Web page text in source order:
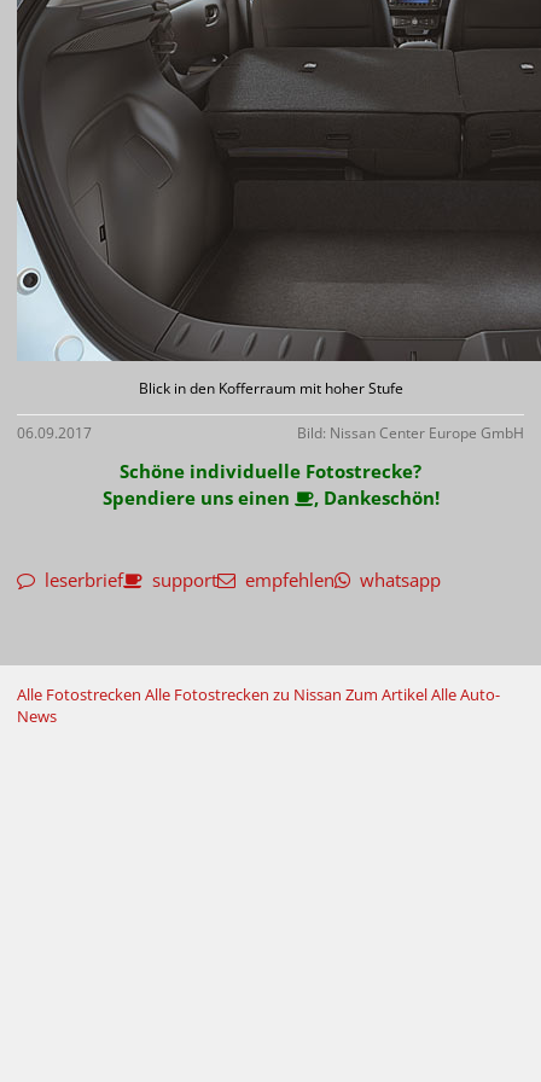
Blick in den Kofferraum mit hoher Stufe
06.09.2017 Bild: Nissan Center Europe GmbH
Schöne individuelle Fotostrecke?
Spendiere uns einen
, Dankeschön!
leserbrief support empfehlen whatsapp
Alle Fotostrecken Alle Fotostrecken zu Nissan Zum ArtikelAlle Auto-
News